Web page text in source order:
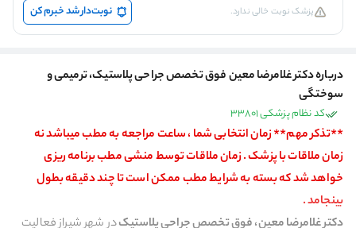
پزشک نوبت خالی ندارد. نوبت‌دار شد خبرم کن
درباره دکتر غلامرضا معین فوق تخصص جراحی پلاستیک، ترمیمی و
سوختگی
کد نظام پزشکی 33801
**تذکر مهم** زمان انتخابی شما ، ساعت مراجعه به مطب میباشد نه
زمان ملاقات با پزشک . زمان ملاقات توسط منشی مطب برنامه ریزی
خواهد شد که بسته به شرایط مطب ممکن است تا چند دقیقه بطول
بینجامد .
دکتر غلامرضا معین، فوق تخصص جراحی پلاستیکدر شهر شیراز فعالیت